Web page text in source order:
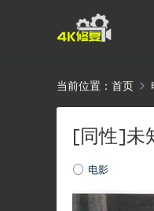
当前位置： 首页
[同性]未
电影